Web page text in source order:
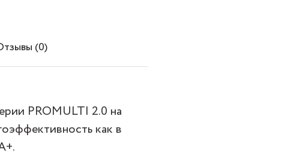
(0)
PROMULTI 2.0 на
как в